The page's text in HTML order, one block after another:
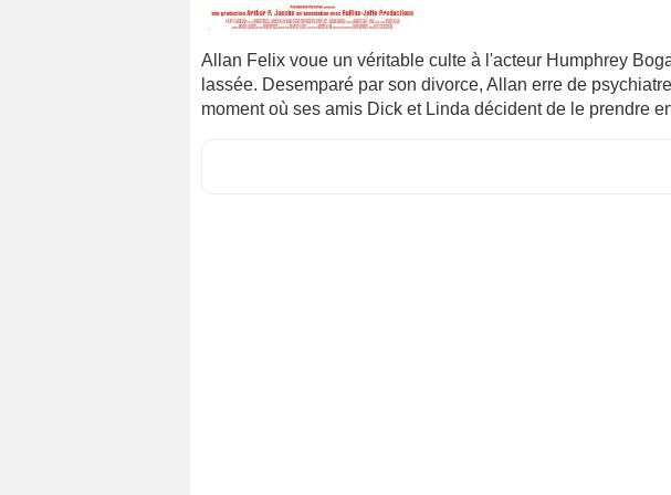
Allan Felix voue un véritable culte à l'acteur Humphrey
lassée. Desemparé par son divorce, Allan erre de
moment où ses amis Dick et Linda décident de le prendre